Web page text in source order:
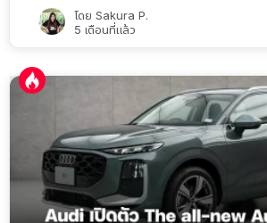
โดย Sakura P.
5 เดือนที่แล้ว